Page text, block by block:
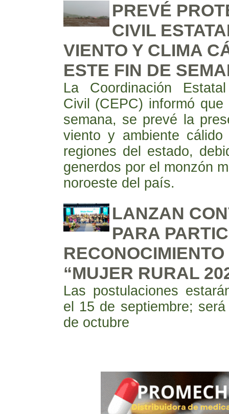
PREVÉ
CIVIL
VIENTO Y CLIMA
ESTE FIN DE
La Coordinación
Civil (CEPC) informó
semana, se prevé la
viento y ambiente
regiones del estado,
generdos por el monzón
noroeste del país.
LANZAN
PARA
“MUJER RURAL
Las postulaciones
el 15 de septiembre;
de octubre